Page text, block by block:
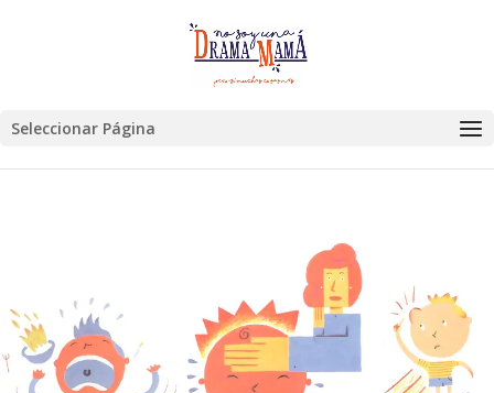
Seleccionar Página